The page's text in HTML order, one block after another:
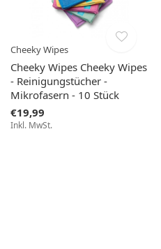
Cheeky Wipes
Cheeky Wipes Cheeky Wipes
- Reinigungstücher -
Mikrofasern - 10 Stück
€19,99
Inkl. MwSt.